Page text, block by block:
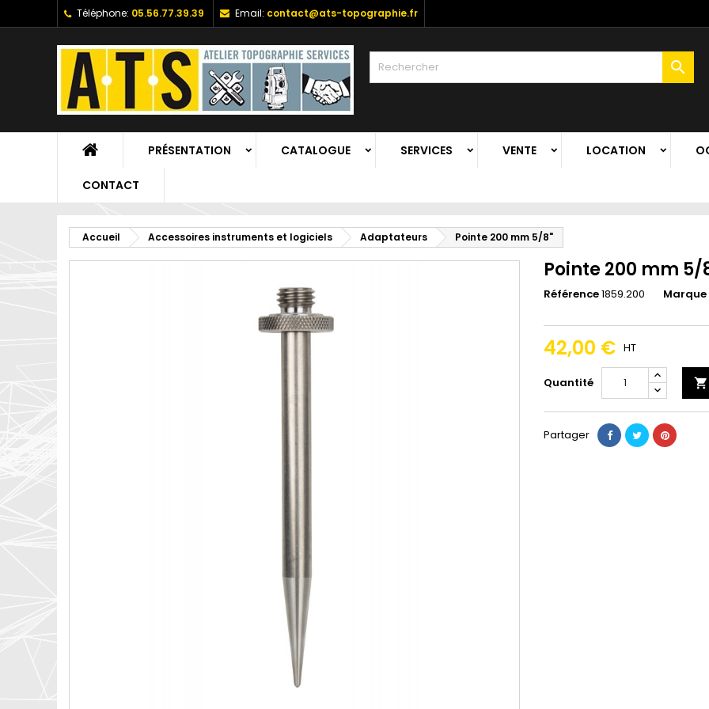
Téléphone: 05.56.77.39.39 Email: contact@ats-topographie.fr

PRÉSENTATION CATALOGUE SERVICES VENTE LOCATION
CONTACT
Accueil Accessoires instruments et logiciels Adaptateurs Pointe 200 mm 5/8"
Pointe 200 mm 5/
Référence1859.200 Marque
42,00 € HT
Quantité 
Partager